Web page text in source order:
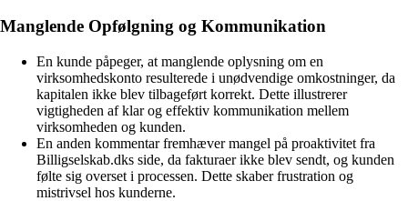
Manglende Opfølgning og Kommunikation
En kunde påpeger, at manglende oplysning om en
virksomhedskonto resulterede i unødvendige omkostninger, da
kapitalen ikke blev tilbageført korrekt. Dette illustrerer
vigtigheden af klar og effektiv kommunikation mellem
virksomheden og kunden.
En anden kommentar fremhæver mangel på proaktivitet fra
Billigselskab.dks side, da fakturaer ikke blev sendt, og kunden
følte sig overset i processen. Dette skaber frustration og
mistrivsel hos kunderne.